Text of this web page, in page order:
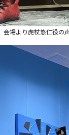
場より虎杖悠仁役の